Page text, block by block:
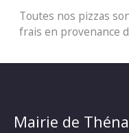
Toutes nos pizzas
frais en provenance
Mairie de